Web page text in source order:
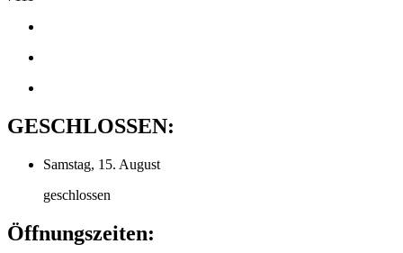
GESCHLOSSEN:
Samstag, 15. August
geschlossen
Öffnungszeiten: